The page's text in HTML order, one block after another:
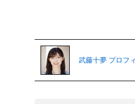
武藤十夢 プロフ